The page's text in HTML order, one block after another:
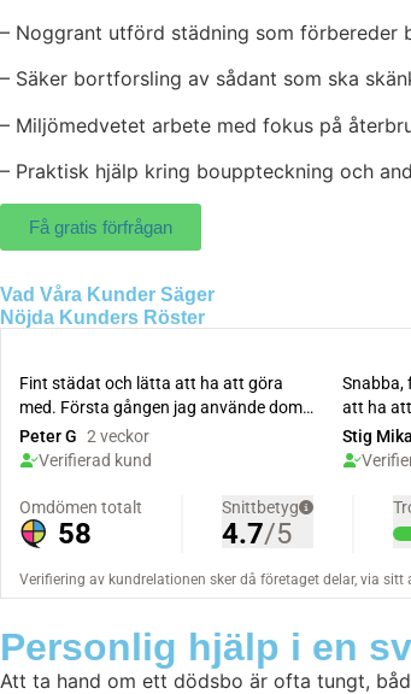
– Noggrant utförd städning som förbereder
– Säker bortforsling av sådant som ska
– Miljömedvetet arbete med fokus på
– Praktisk hjälp kring bouppteckning och
Få gratis förfrågan
Vad Våra Kunder Säger
Nöjda Kunders Röster
Personlig hjälp i en
Att ta hand om ett dödsbo är ofta tungt,